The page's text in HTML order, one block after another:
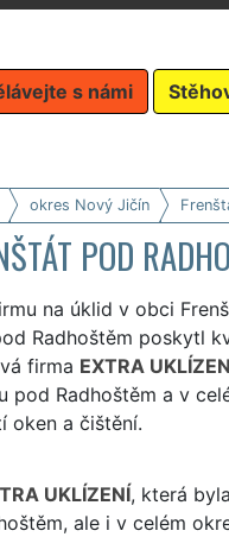
s námi
okres Nový Jičín
POD
na úklid v obci
Radhoštěm poskytl
firma EXTRA
pod Radhoštěm a v
oken a čištění.
UKLÍZENÍ, která
ale i v celém